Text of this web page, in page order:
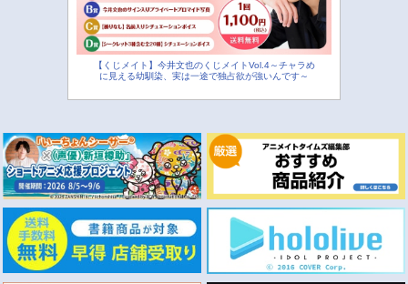
【くじメイト】今井文也のくじメイトVol.4～チャラめ
に見える幼馴染、実は一途で独占欲が強いんです～